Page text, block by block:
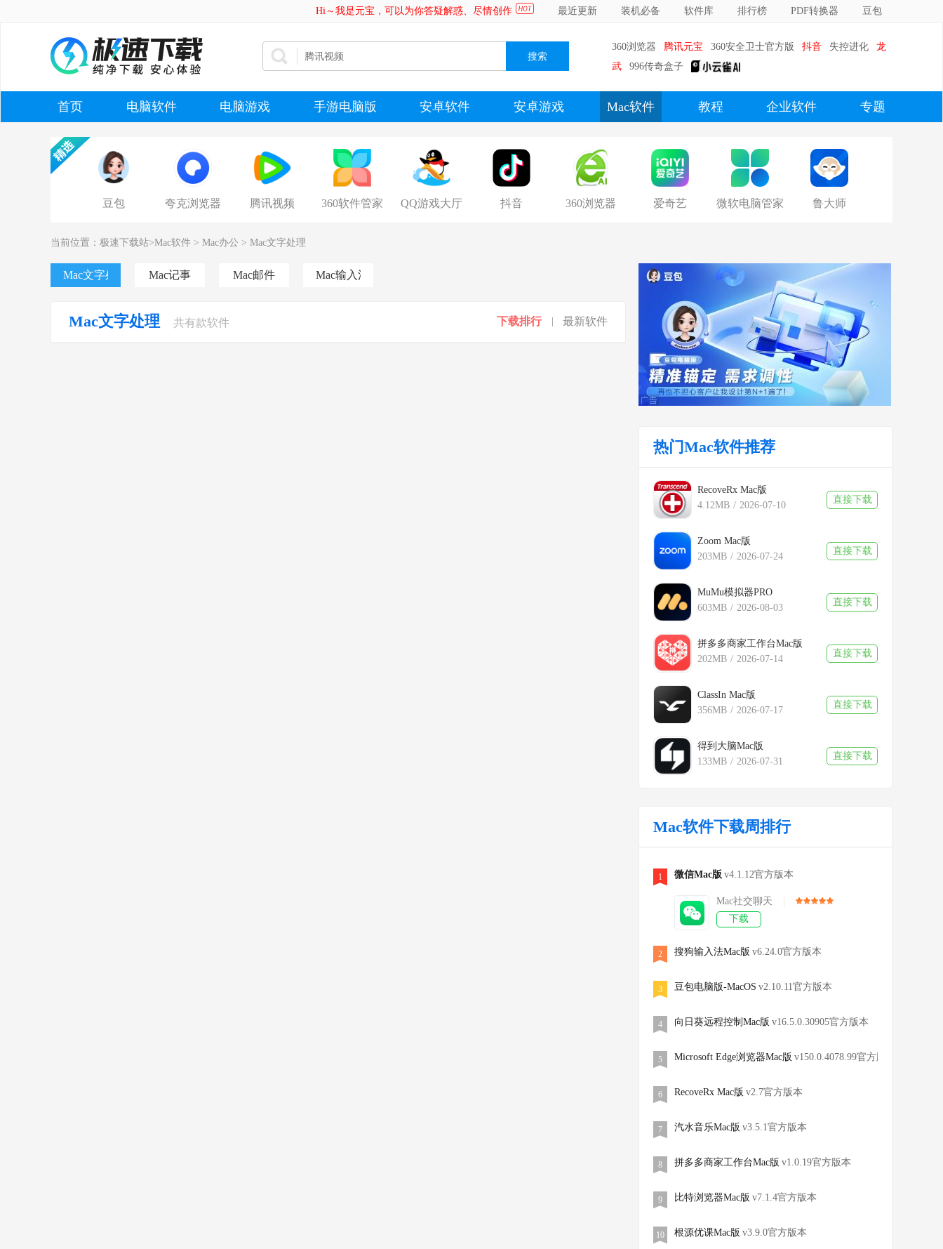
Hi～我是元宝，可以为你答疑解惑、尽情创作 最近更新 装机必备 软件库 排行榜 PDF转换器 豆包
360浏览器 腾讯元宝 360安全卫士官方版 抖音 失控进化
龙
武
996传奇盒子
首页 电脑软件 电脑游戏 手游电脑版 安卓软件 安卓游戏 Mac软件 教程 企业软件 专题
豆包 夸克浏览器 腾讯视频 360软件管家 QQ游戏大厅 抖音 360浏览器 爱奇艺 微软电脑管家 鲁大师
当前位置： 极速下载站>Mac软件 > Mac办公 > Mac文字处理
Mac文字处理 Mac记事 Mac邮件 Mac输入法
Mac文字处理 共有款软件 下载排行 最新软件
热门Mac软件推荐
RecoveRx Mac版
4.12MB / 2026-07-10
直接下载
Zoom Mac版
203MB / 2026-07-24
直接下载
MuMu模拟器PRO
603MB / 2026-08-03
直接下载
拼多多商家工作台Mac版
202MB / 2026-07-14
直接下载
ClassIn Mac版
356MB / 2026-07-17
直接下载
得到大脑Mac版
133MB / 2026-07-31
直接下载
Mac软件下载周排行
1 微信Mac版 v4.1.12官方版本
Mac社交聊天
下载
2 搜狗输入法Mac版 v6.24.0官方版本
3 豆包电脑版-MacOS v2.10.11官方版本
4 向日葵远程控制Mac版 v16.5.0.30905官方版本
5 Microsoft Edge浏览器Mac版 v150.0.4078.99官方版本
6 RecoveRx Mac版 v2.7官方版本
7 汽水音乐Mac版 v3.5.1官方版本
8 拼多多商家工作台Mac版 v1.0.19官方版本
9 比特浏览器Mac版 v7.1.4官方版本
10 根源优课Mac版 v3.9.0官方版本